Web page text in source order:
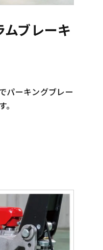
ブレーキ
パーキングブレー